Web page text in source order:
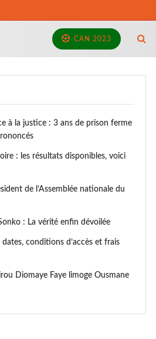
CAN 2023
à la justice : 3 ans de prison ferme
: les résultats disponibles, voici
de l’Assemblée nationale du
: La vérité enfin dévoilée
conditions d’accès et frais
Diomaye Faye limoge Ousmane